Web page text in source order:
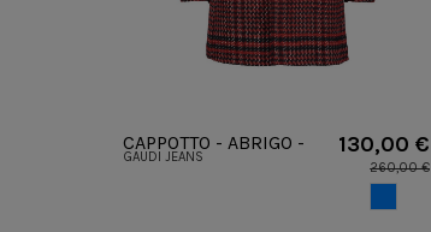
CAPPOTTO - ABRIGO -
GAUDI - A121GU35036
GAUDI JEANS 130,00 €
260,00 €